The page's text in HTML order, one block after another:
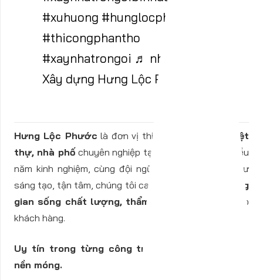
#xuhuong #hunglocphuoc
#thicongphantho
#xaynhatrongoi ♬ nhạc nền -
Xây dựng Hưng Lộc Phước
Hưng Lộc Phước là đơn vị thiết kế và thi công
biệt
thự, nhà phốchuyên nghiệp tại Bình Dương. Với nhiều
năm kinh nghiệm, cùng đội ngũ kiến trúc sư – kỹ sư
sáng tạo, tận tâm, chúng tôi cam kết mang đến
không
gian sống chất lượng, thẩm mỹ và bền vững
cho
khách hàng.
Uy tín trong từng công trình – Chất lượng từ
nền móng.